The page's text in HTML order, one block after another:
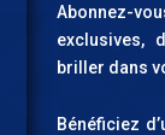
Abonnez-
exclusives,
briller dans
Bénéficiez